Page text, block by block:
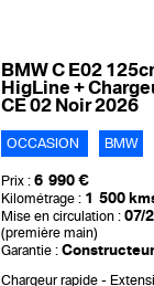
BMW C E02
HigLine +
CE 02 Noir 2026
OCCASION BMW
Prix : 6 990 €
Kilométrage : 1 500
Mise en circulation : 07/
(première main)
Garantie :
Chargeur rapide